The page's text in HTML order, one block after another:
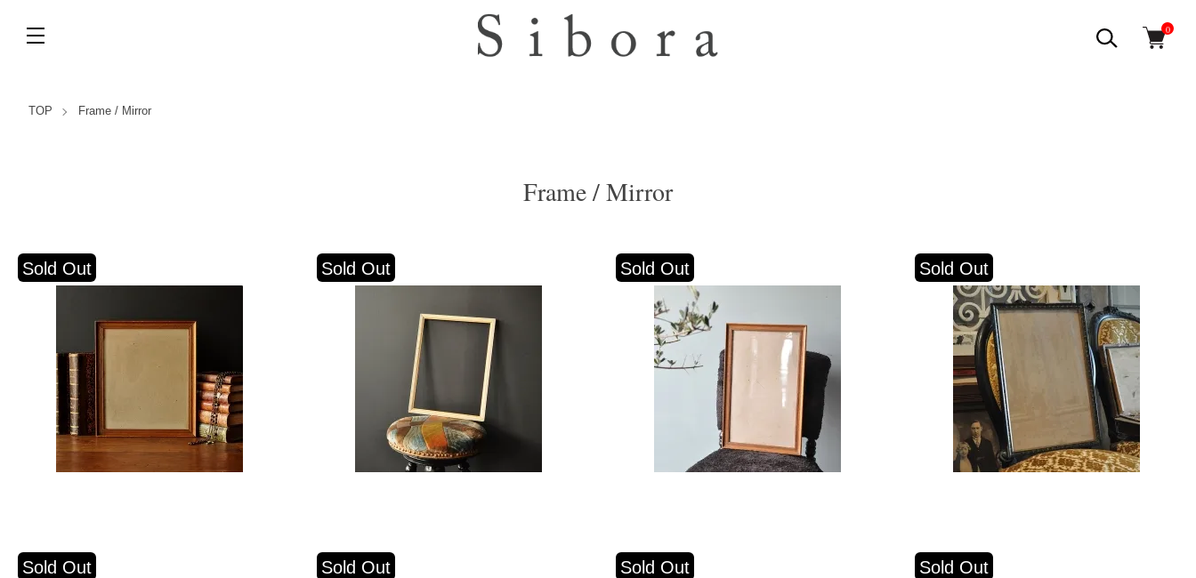
0
TOP Frame / Mirror
Frame / Mirror
Sold Out Sold Out Sold Out Sold Out
Sold Out Sold Out Sold Out Sold Out